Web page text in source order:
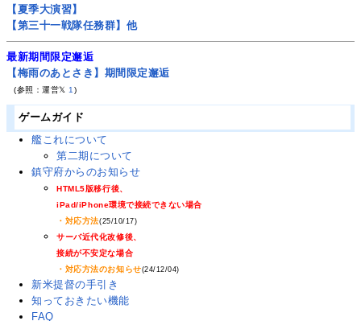
【夏季大演習】
【第三十一戦隊任務群】他
最新期間限定邂逅
【梅雨のあとさき】期間限定邂逅
(参照：運営𝕏1)
ゲームガイド
艦これについて
第二期について
鎮守府からのお知らせ
HTML5版移行後、
iPad/iPhone環境で接続できない場合
・対応方法(25/10/17)
サーバ近代化改修後、
接続が不安定な場合
・対応方法のお知らせ(24/12/04)
新米提督の手引き
知っておきたい機能
FAQ